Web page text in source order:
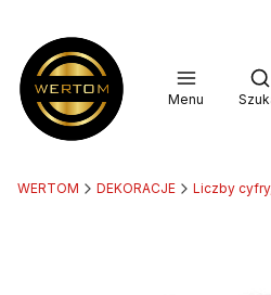
Menu
WERTOM DEKORACJE Liczby